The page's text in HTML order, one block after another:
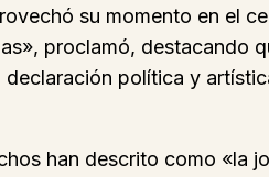
su momento en el
proclamó, destacando
política y
han descrito como «la